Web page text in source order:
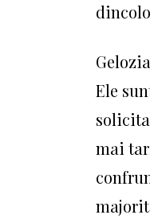
Ele
mai